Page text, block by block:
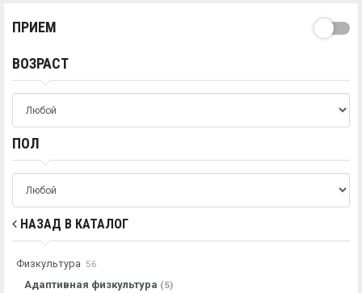
ПРИЕМ
ВОЗРАСТ
ПОЛ
НАЗАД В КАТАЛОГ
Физкультура 56
Адаптивная физкультура (5)